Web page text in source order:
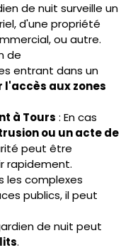
de nuit surveille un
d'une propriété
ou autre.
de
entrant dans un
l'accès aux zones
à Tours : En cas
ou un acte de
peut être
rapidement.
les complexes
publics, il peut
de nuit peut
.